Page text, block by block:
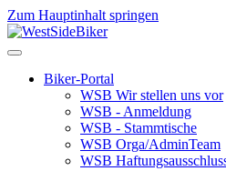
Zum Hauptinhalt springen
Biker-Portal
WSB Wir stellen uns vor
WSB - Anmeldung
WSB - Stammtische
WSB Orga/AdminTeam
WSB